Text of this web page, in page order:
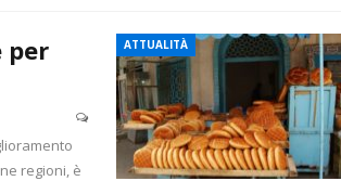
ATTUALITÀ
per
regioni, è